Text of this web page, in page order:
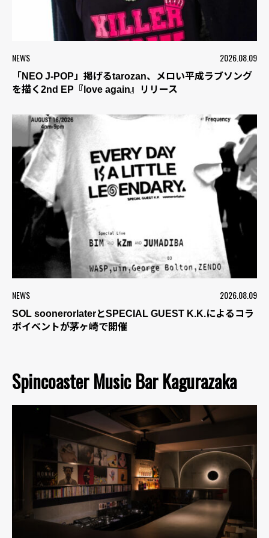
NEWS 2026.08.09
「NEO J-POP」掲げるtarozan、メロい平成ラブソング
を描く2nd EP『love again』リリース
NEWS 2026.08.09
SOL soonerorlaterとSPECIAL GUEST K.K.によるコラ
ボイベントが茅ヶ崎で開催
Spincoaster Music Bar Kagurazaka